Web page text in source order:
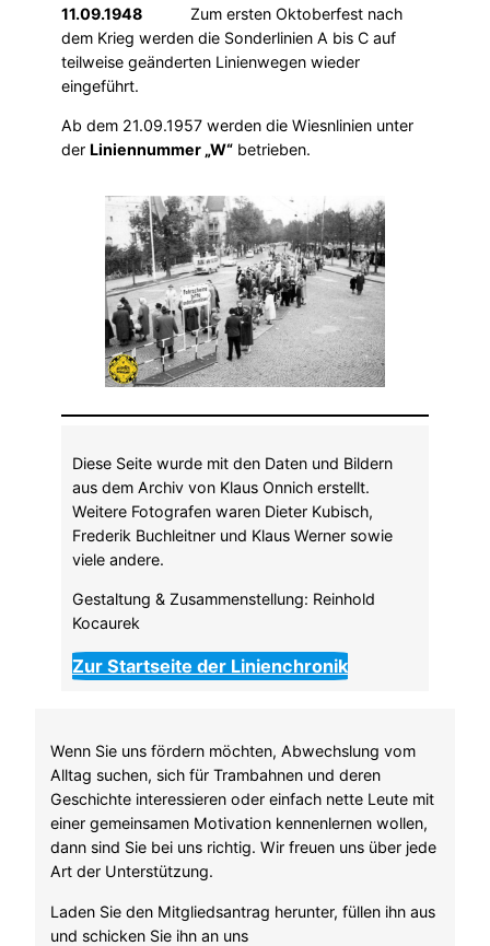
11.09.1948 Zum ersten Oktoberfest nach
dem Krieg werden die Sonderlinien A bis C auf
teilweise geänderten Linienwegen wieder
eingeführt.
Ab dem 21.09.1957 werden die Wiesnlinien unter
der Liniennummer „W“ betrieben.
Diese Seite wurde mit den Daten und Bildern
aus dem Archiv von Klaus Onnich erstellt.
Weitere Fotografen waren Dieter Kubisch,
Frederik Buchleitner und Klaus Werner sowie
viele andere.
Gestaltung & Zusammenstellung: Reinhold
Kocaurek
Zur Startseite der Linienchronik
Wenn Sie uns fördern möchten, Abwechslung vom
Alltag suchen, sich für Trambahnen und deren
Geschichte interessieren oder einfach nette Leute mit
einer gemeinsamen Motivation kennenlernen wollen,
dann sind Sie bei uns richtig. Wir freuen uns über jede
Art der Unterstützung.
Laden Sie den Mitgliedsantrag herunter, füllen ihn aus
und schicken Sie ihn an uns